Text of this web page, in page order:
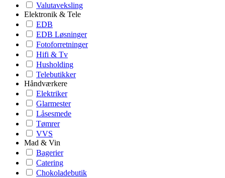
Valutaveksling
Elektronik & Tele
EDB
EDB Løsninger
Fotoforretninger
Hifi & Tv
Husholding
Telebutikker
Håndværkere
Elektriker
Glarmester
Låsesmede
Tømrer
VVS
Mad & Vin
Bagerier
Catering
Chokoladebutik